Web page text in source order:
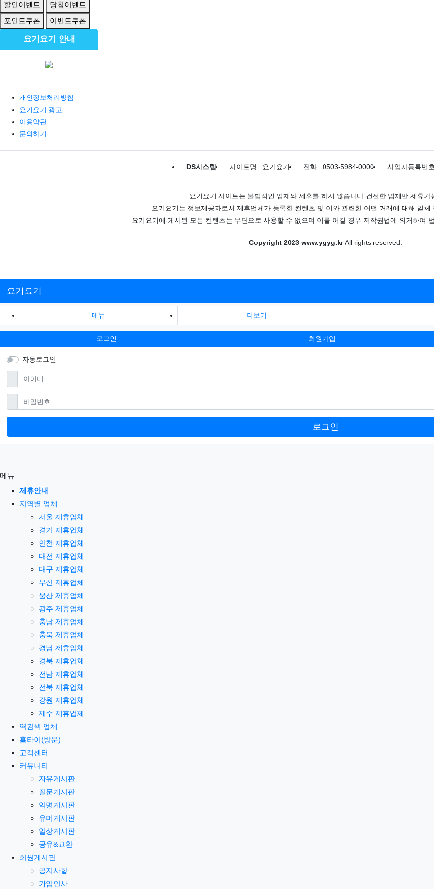
할인이벤트
당첨이벤트
포인트쿠폰
이벤트쿠폰
요기요기 안내
개인정보처리방침
요기요기 광고
이용약관
문의하기
DS시스템 사이트명 : 요기요기 전화 : 0503-5984-0000 사업자등록번
요기요기 사이트는 불법적인 업체와 제휴를 하지 않습니다.건전한 업체만 제휴가
요기요기는 정보제공자로서 제휴업체가 등록한 컨텐츠 및 이와 관련한 어떤 거래에 대해 일체
요기요기에 게시된 모든 컨텐츠는 무단으로 사용할 수 없으며 이를 어길 경우 저작권법에 의거하여
Copyright 2023 www.ygyg.krAll rights reserved.
요기요기
메뉴 더보기
로그인 회원가입
자동로그인
아이디필수
비밀번호필수
로그인
메뉴
제휴안내
지역별 업체
서울 제휴업체
경기 제휴업체
인천 제휴업체
대전 제휴업체
대구 제휴업체
부산 제휴업체
울산 제휴업체
광주 제휴업체
충남 제휴업체
충북 제휴업체
경남 제휴업체
경북 제휴업체
전남 제휴업체
전북 제휴업체
강원 제휴업체
제주 제휴업체
역검색 업체
홈타이(방문)
고객센터
커뮤니티
자유게시판
질문게시판
익명게시판
유머게시판
일상게시판
공유&교환
회원게시판
공지사항
가입인사